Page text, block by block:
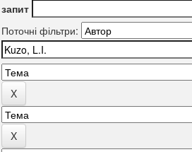
запит
Поточні фільтри: